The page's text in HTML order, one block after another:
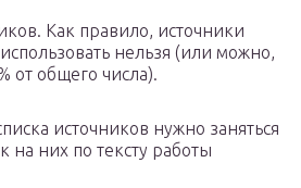
Как правило, источники
нельзя (или можно,
от общего числа).
источников нужно заняться
на них по тексту работы